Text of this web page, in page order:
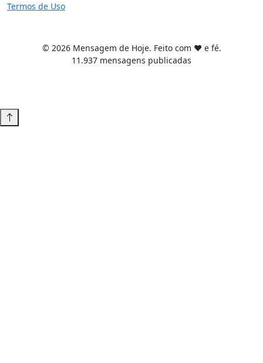
Termos de Uso
© 2026 Mensagem de Hoje. Feito com ❤️ e fé.
11.937 mensagens publicadas